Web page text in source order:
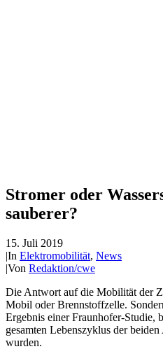
Stromer oder
sauberer?
15. Juli 2019
|In Elektromobilität, News
|Von Redaktion/cwe
Die Antwort auf die Mobilität der
Mobil oder Brennstoffzelle.
Ergebnis einer Fraunhofer-Studie,
gesamten Lebenszyklus der
wurden.